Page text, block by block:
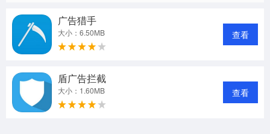
广告猎手
大小：6.50MB 查看
盾广告拦截
大小：1.60MB 查看